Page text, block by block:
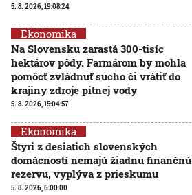
5. 8. 2026, 19:08:24
Ekonomika
Na Slovensku zarastá 300-tisíc
hektárov pôdy. Farmárom by mohla
pomôcť zvládnuť sucho či vrátiť do
krajiny zdroje pitnej vody
5. 8. 2026, 15:04:57
Ekonomika
Štyri z desiatich slovenských
domácností nemajú žiadnu finančnú
rezervu, vyplýva z prieskumu
5. 8. 2026, 6:00:00